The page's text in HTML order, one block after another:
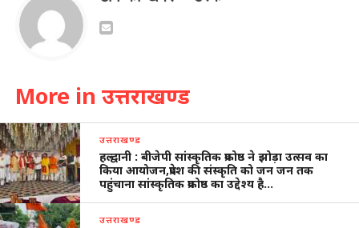
More in उत्तराखण्ड
उत्तराखण्ड
हल्द्वानी : बीजेपी सांस्कृतिक प्रकोष्ठ ने झोड़ा उत्सव का
किया आयोजन,प्रदेश की संस्कृति को जन जन तक
पहुंचाना सांस्कृतिक प्रकोष्ठ का उद्देश्य है…
उत्तराखण्ड